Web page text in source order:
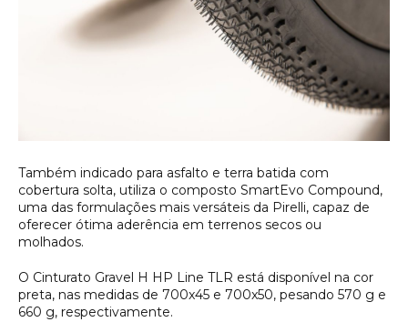
Também indicado para asfalto e terra batida com
cobertura solta, utiliza o composto SmartEvo Compound,
uma das formulações mais versáteis da Pirelli, capaz de
oferecer ótima aderência em terrenos secos ou
molhados.
O Cinturato Gravel H HP Line TLR está disponível na cor
preta, nas medidas de 700x45 e 700x50, pesando 570 g e
660 g, respectivamente.